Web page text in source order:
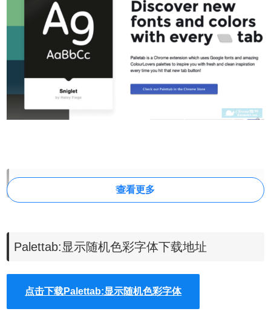
Palettab使用方法
用户安装完Palettab后，点开Chrome的新标签页就会看到五
种颜色组合。每种都标有名字和作者的署名，不同颜色里面
十六进制颜色码。字体样式来源于Googole Font，点击颜色
查看更多
Palettab:显示随机色彩字体下载地址
点击下载Palettab:显示随机色彩字体